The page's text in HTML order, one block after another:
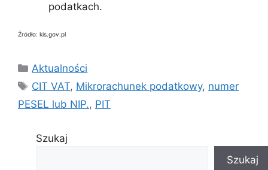
podatkach.
Źródło: kis.gov.pl
Kategorie
Aktualności
Tagi
CIT VAT, Mikrorachunek podatkowy, numer
PESEL lub NIP., PIT
Szukaj
Szukaj